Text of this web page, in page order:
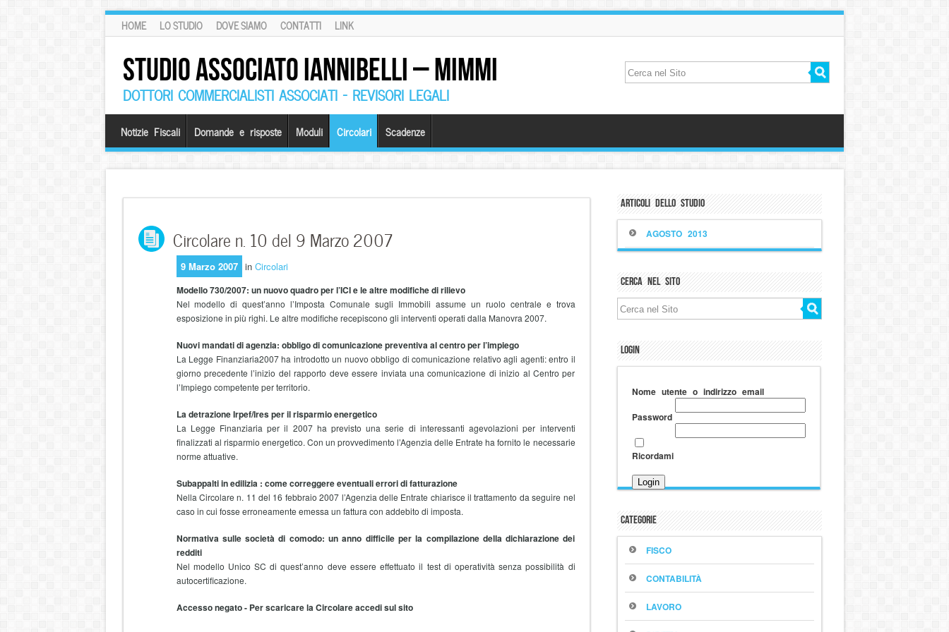
HOME LO STUDIO DOVE SIAMO CONTATTI LINK
STUDIO ASSOCIATO IANNIBELLI – MIMMI
DOTTORI COMMERCIALISTI ASSOCIATI – REVISORI LEGALI
Notizie Fiscali Domande e risposte Moduli Circolari Scadenze
Circolare n. 10 del 9 Marzo 2007
9 Marzo 2007 in Circolari
Modello 730/2007: un nuovo quadro per l’ICI e le altre modifiche di rilievo
Nel modello di quest’anno l’Imposta Comunale sugli Immobili assume un ruolo centrale e trova
esposizione in più righi. Le altre modifiche recepiscono gli interventi operati dalla Manovra 2007.
Nuovi mandati di agenzia: obbligo di comunicazione preventiva al centro per l’impiego
La Legge Finanziaria2007 ha introdotto un nuovo obbligo di comunicazione relativo agli agenti: entro il
giorno precedente l’inizio del rapporto deve essere inviata una comunicazione di inizio al Centro per
l’Impiego competente per territorio.
La detrazione Irpef/Ires per il risparmio energetico
La Legge Finanziaria per il 2007 ha previsto una serie di interessanti agevolazioni per interventi
finalizzati al risparmio energetico. Con un provvedimento l’Agenzia delle Entrate ha fornito le necessarie
norme attuative.
Subappalti in edilizia : come correggere eventuali errori di fatturazione
Nella Circolare n. 11 del 16 febbraio 2007 l’Agenzia delle Entrate chiarisce il trattamento da seguire nel
caso in cui fosse erroneamente emessa un fattura con addebito di imposta.
Normativa sulle società di comodo: un anno difficile per la compilazione della dichiarazione dei
redditi
Nel modello Unico SC di quest’anno deve essere effettuato il test di operatività senza possibilità di
autocertificazione.
Accesso negato - Per scaricare la Circolare accedi sul sito
Articoli dello Studio
AGOSTO 2013
Cerca nel sito
Login
Nome utente o indirizzo email
Password
Ricordami
Categorie
FISCO
CONTABILITÀ
LAVORO